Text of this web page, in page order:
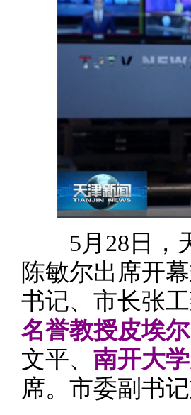
5月28日，天
陈敏尔出席开
书记、市长张工
名誉教授皮埃
文平、 南开大
席。市委副书